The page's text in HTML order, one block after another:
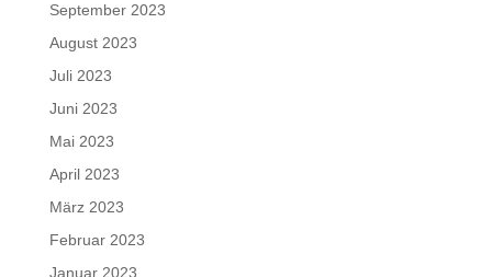
September 2023
August 2023
Juli 2023
Juni 2023
Mai 2023
April 2023
März 2023
Februar 2023
Januar 2023